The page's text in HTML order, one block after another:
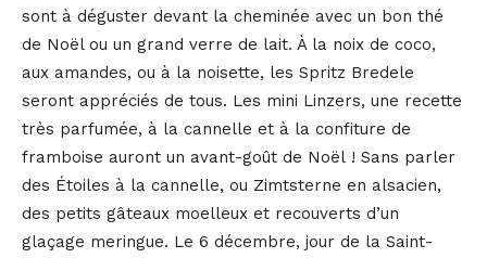
sont à déguster devant la cheminée avec un bon thé
de Noël ou un grand verre de lait. À la noix de coco,
aux amandes, ou à la noisette, les Spritz Bredele
seront appréciés de tous. Les mini Linzers, une recette
très parfumée, à la cannelle et à la confiture de
framboise auront un avant-goût de Noël ! Sans parler
des Étoiles à la cannelle, ou Zimtsterne en alsacien,
des petits gâteaux moelleux et recouverts d’un
glaçage meringue. Le 6 décembre, jour de la Saint-